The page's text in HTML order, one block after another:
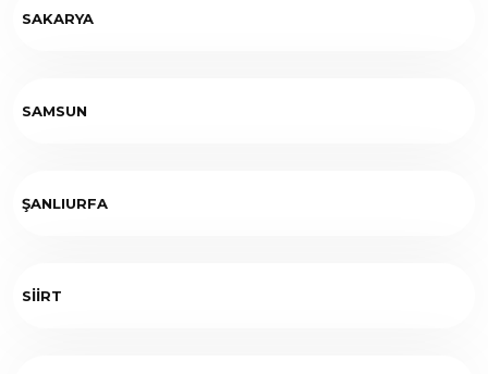
SAKARYA
SAMSUN
ŞANLIURFA
SİİRT